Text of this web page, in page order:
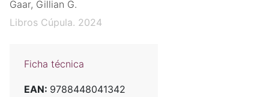
Gaar, Gillian G.
Libros Cúpula. 2024
Ficha técnica
EAN: 9788448041342